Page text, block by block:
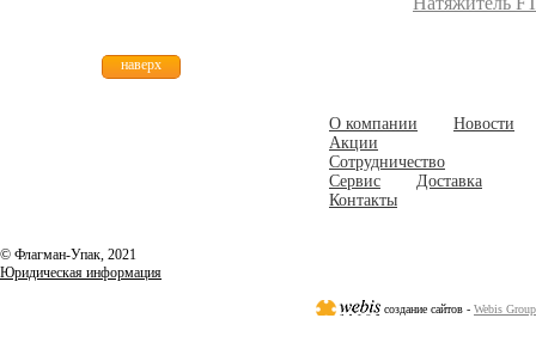
О компании
Новости
Акции
Сотрудничество
Сервис
Доставка
Контакты
© Флагман-Упак, 2021
Юридическая информация
создание сайтов - Webis Group
наверх